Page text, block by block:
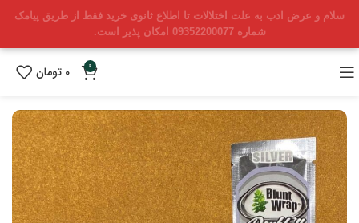
سلام و عرض ادب به علت اختلالات تا اطلاع ثانوی خرید فقط از طریق پیامک
شماره 09352200077 امکان پذیر است.
0
0 تومان